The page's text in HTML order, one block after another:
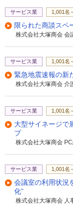
サービス業 1,001名
限られた商談スペ
株式会社大塚商会 会
サービス業 1,001名
緊急地震速報の新
株式会社大塚商会 介
サービス業 1,001名
大型サイネージで
プ
株式会社大塚商会
サービス業 1,001名
会議室の利用状況
化”
株式会社大塚商会 人